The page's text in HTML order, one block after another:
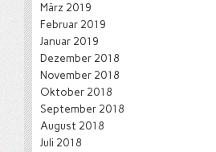
März 2019
Februar 2019
Januar 2019
Dezember 2018
November 2018
Oktober 2018
September 2018
August 2018
Juli 2018